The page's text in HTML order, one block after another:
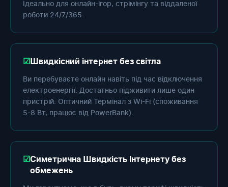
Ідеально для онлайн-ігор, стрімінгу та віддаленої
роботи 24/7/365.
Швидкісний інтернет без світла
Ви перебуваєте онлайн навіть під час відключення
електроенергії. Достатньо підживити лише один
пристрій: Оптичний Термінал з Wi-Fi (споживання
5-8 Вт, працює від PowerBank).
Симетрична Швидкість Інтернету без
обмежень